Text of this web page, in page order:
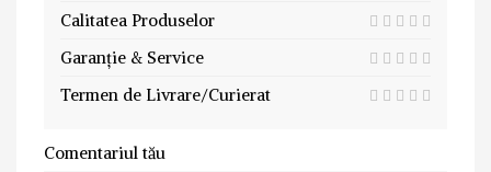
Calitatea Produselor
Garanție & Service
Termen de Livrare/Curierat
Comentariul tău